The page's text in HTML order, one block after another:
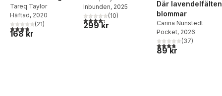
och andra enkla
ugnsrätter
Tareq Taylor
Häftad, 2020
3,9utav 5 stjärnor. Totalt antal röster:
(21)
168 kr
Inbunden, 2025
4,3utav 5 stjärnor. Totalt antal röster:
(10)
299 kr
Där lavendelfälten
blommar
Carina Nunstedt
Pocket, 2026
3,8utav 5 stjärnor.
(37)
89 kr